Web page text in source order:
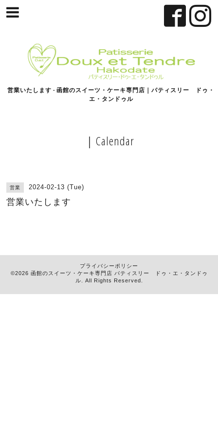
営業いたします - 函館のスイーツ・ケーキ専門店｜パティスリー ドゥ・
エ・タンドゥル
｜Calendar
営業 2024-02-13 (Tue)
営業いたします
プライバシーポリシー
©2026 函館のスイーツ・ケーキ専門店 パティスリー ドゥ・エ・タンドゥ
ル . All Rights Reserved.